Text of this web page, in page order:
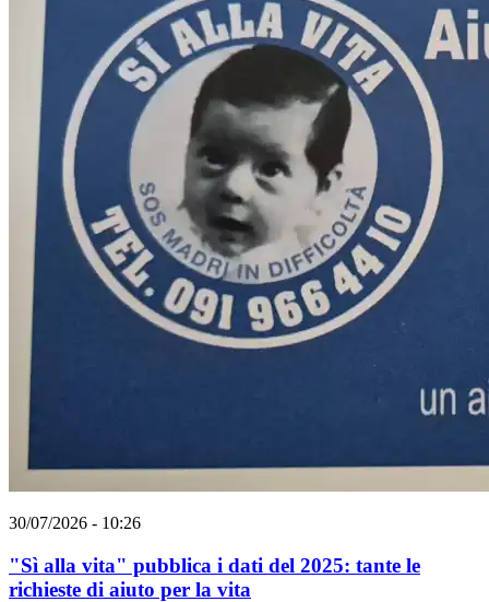
30/07/2026 - 10:26
"Sì alla vita" pubblica i dati del 2025: tante le
richieste di aiuto per la vita